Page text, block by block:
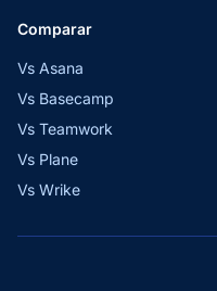
Comparar
Vs Asana
Vs Basecamp
Vs Teamwork
Vs Plane
Vs Wrike